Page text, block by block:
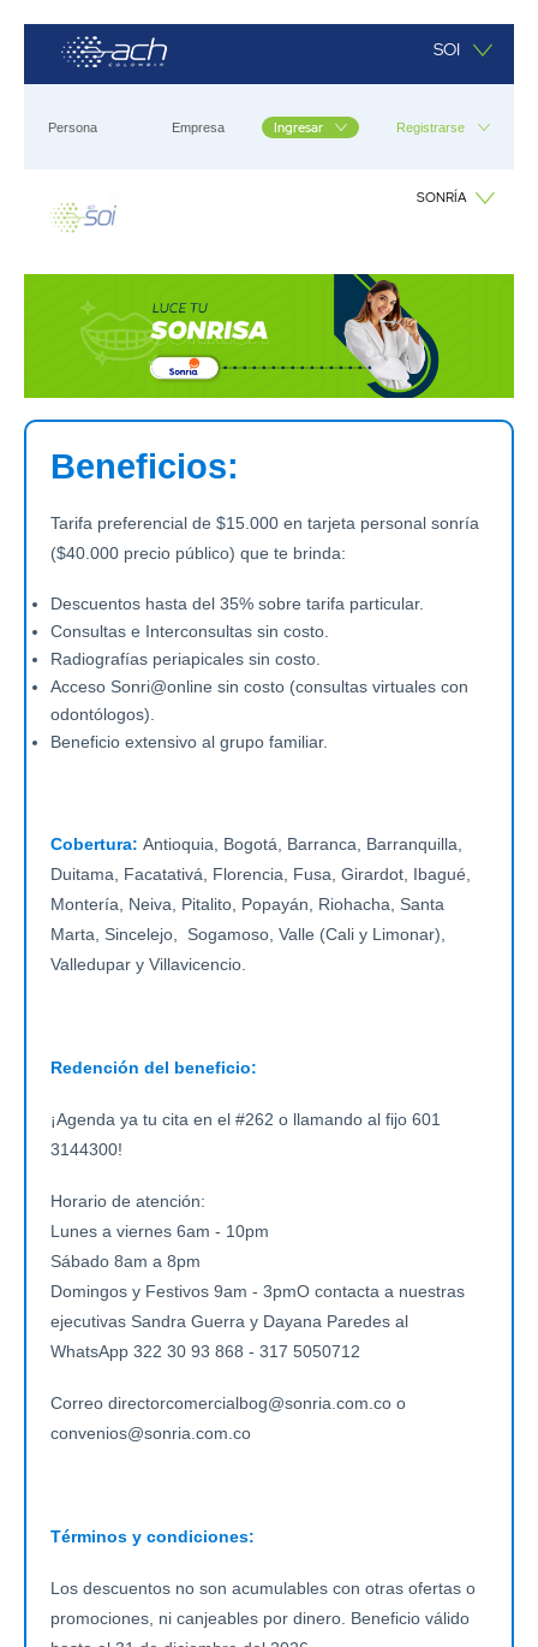
Saltar al contenido principal SOI
Persona Empresa Ingresar Registrarse
SONRÍA
Sonría
Beneficios:
Tarifa preferencial de $15.000 en tarjeta personal sonría
($40.000 precio público) que te brinda:
Descuentos hasta del 35% sobre tarifa particular.
Consultas e Interconsultas sin costo.
Radiografías periapicales sin costo.
Acceso Sonri@online sin costo (consultas virtuales con
odontólogos).
Beneficio extensivo al grupo familiar.
Cobertura: Antioquia, Bogotá, Barranca, Barranquilla,
Duitama, Facatativá, Florencia, Fusa, Girardot, Ibagué,
Montería, Neiva, Pitalito, Popayán, Riohacha, Santa
Marta, Sincelejo, Sogamoso, Valle (Cali y Limonar),
Valledupar y Villavicencio.
Redención del beneficio:
¡Agenda ya tu cita en el #262 o llamando al fijo 601
3144300!
Horario de atención:
Lunes a viernes 6am - 10pm
Sábado 8am a 8pm
Domingos y Festivos 9am - 3pmO contacta a nuestras
ejecutivas Sandra Guerra y Dayana Paredes al
WhatsApp 322 30 93 868 - 317 5050712
Correo directorcomercialbog@sonria.com.co o
convenios@sonria.com.co
Términos y condiciones:
Los descuentos no son acumulables con otras ofertas o
promociones, ni canjeables por dinero. Beneficio válido